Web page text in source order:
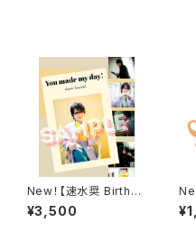
New！【速水奨 Birthda
y Party2026】誕生日
記念フォトブック～You
¥3,500
y
イ